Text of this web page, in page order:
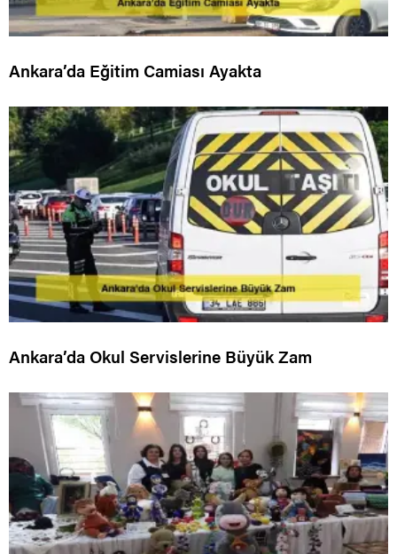
Ankara’da Eğitim Camiası Ayakta
Ankara’da Okul Servislerine Büyük Zam